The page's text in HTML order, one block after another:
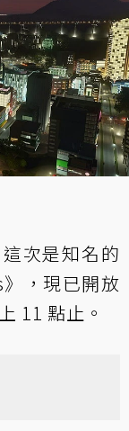
次是知名的
，現已開放
11 點止。